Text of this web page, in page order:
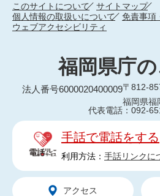
このサイトについて
サイトマップ
個人情報の取扱いについて
免責事項
ウェブアクセシビリティ
福岡県庁
法人番号6000020400009〒812-
福岡県福
代表電話：092-
手話で電話をする
利用方法： 手話リンクに
アクセス